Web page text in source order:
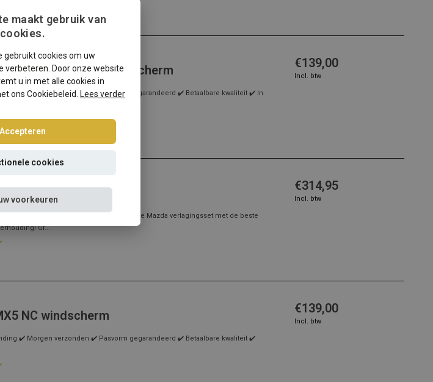
NA/NB V-Style windscherm
✔️ Morgen verzonden ✔️ Pasvorm gegarandeerd ✔️ Betaalbare kwaliteit ✔️ In
€139,00
Incl. btw
DY schroefset
dan voor deze Ta-Technix schroefset! De Mazda verlagingsset met de beste
Gr...
€314,95
Incl. btw
NC windscherm
✔️ Morgen verzonden ✔️ Pasvorm gegarandeerd ✔️ Betaalbare kwaliteit ✔️
€139,00
Incl. btw
maakt gebruik van
cookies.
gebruikt cookies om uw
verbeteren. Door onze website
u in met alle cookies in
ons Cookiebeleid.
Lees verder
Accepteren
cookies
voorkeuren